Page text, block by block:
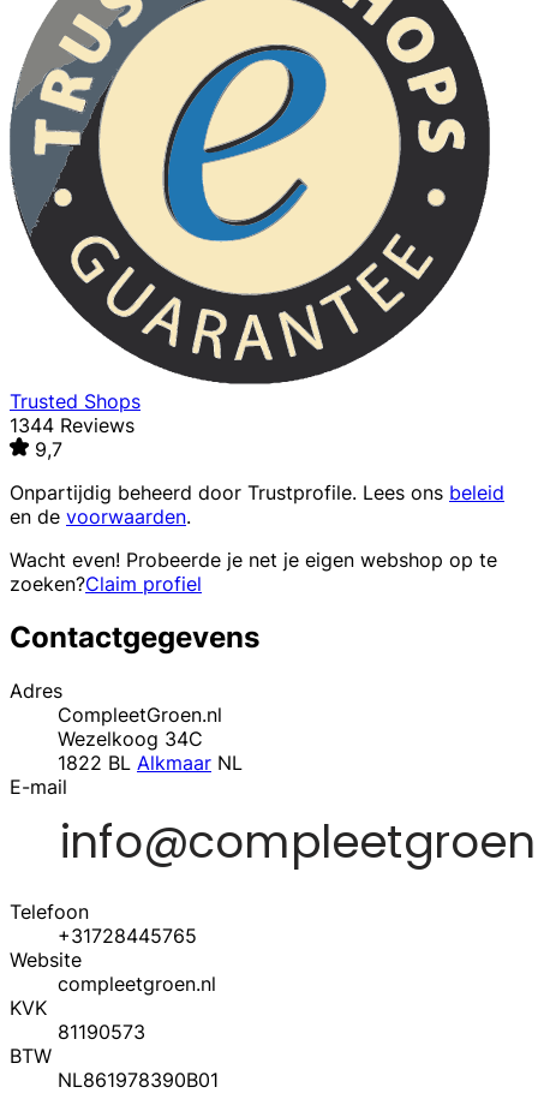
Trusted Shops
1344 Reviews
9,7
Onpartijdig beheerd door Trustprofile. Lees ons beleid
en de voorwaarden.
Wacht even! Probeerde je net je eigen webshop op te
zoeken?Claim profiel
Contactgegevens
Adres
CompleetGroen.nl
Wezelkoog 34C
1822 BL Alkmaar NL
E-mail
Telefoon
+31728445765
Website
compleetgroen.nl
KVK
81190573
BTW
NL861978390B01